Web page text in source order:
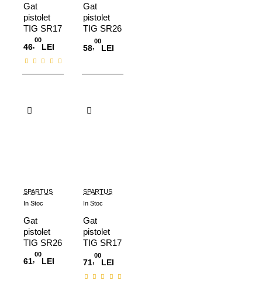
Gat
pistolet
TIG SR17
46,
00
LEI
Gat
pistolet
TIG SR26
cu ventil
58,
00
LEI
SPARTUS
In Stoc
Gat
pistolet
TIG SR26
61,
00
LEI
SPARTUS
In Stoc
Gat
pistolet
TIG SR17
flexibil
71,
00
LEI